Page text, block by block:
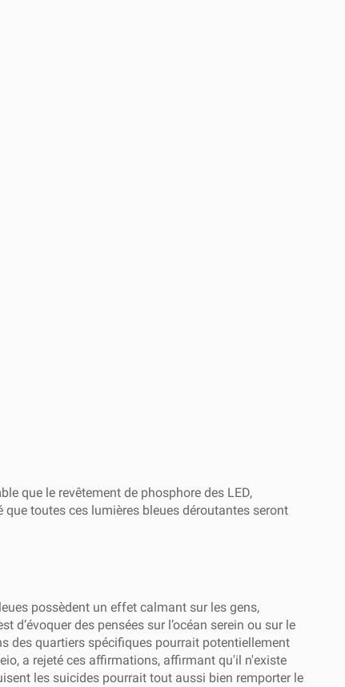
que le revêtement de phosphore des LED,
toutes ces lumières bleues déroutantes seront
possèdent un effet calmant sur les gens,
des pensées sur l’océan serein ou sur le
des quartiers spécifiques pourrait potentiellement
a rejeté ces affirmations, affirmant qu'il n'existe
les suicides pourrait tout aussi bien remporter le